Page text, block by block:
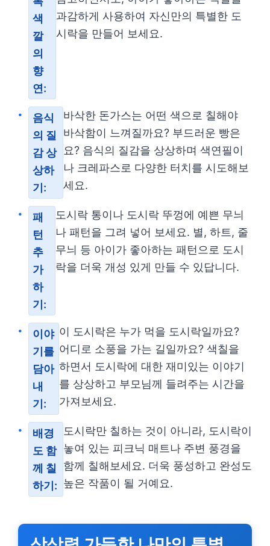
색
깔
의
향
연:
과감하게 사용하여 자신만의 특별한 도
시락을 만들어 보세요.
음식
의 질
감 상
상하
기:
바삭한 돈가스는 어떤 색으로 칠해야
바삭함이 느껴질까요? 부드러운 빵은
요? 음식의 질감을 상상하며 색연필이
나 크레파스로 다양한 터치를 시도해보
세요.
패
턴
추
가
하
기:
도시락 통이나 도시락 뚜껑에 예쁜 무늬
나 패턴을 그려 넣어 보세요. 별, 하트, 줄
무늬 등 아이가 좋아하는 패턴으로 도시
락을 더욱 개성 있게 만들 수 있답니다.
이야
기를
담아
내
기:
이 도시락은 누가 먹을 도시락일까요?
어디로 소풍을 가는 길일까요? 색칠을
하면서 도시락에 대한 재미있는 이야기
를 상상하고 부모님께 들려주는 시간을
가져보세요.
배경
도 함
께 칠
하기:
도시락만 칠하는 것이 아니라, 도시락이
놓여 있는 피크닉 매트나 주변 풍경을
함께 칠해보세요. 더욱 풍성하고 완성도
높은 작품이 될 거예요.